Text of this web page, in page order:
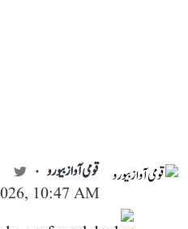
قومی آواز بیورو
10:47 AM